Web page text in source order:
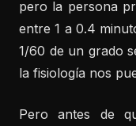
pero la persona
entre 1 a 0.4
1/60 de un grado
la fisiología nos
Pero antes de